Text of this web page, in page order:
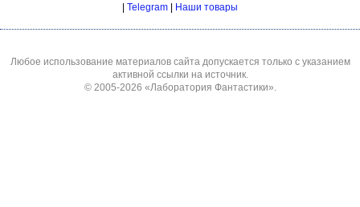
| Telegram | Наши товары
Любое использование материалов сайта допускается только с указанием
активной ссылки на источник.
© 2005-2026 «Лаборатория Фантастики»